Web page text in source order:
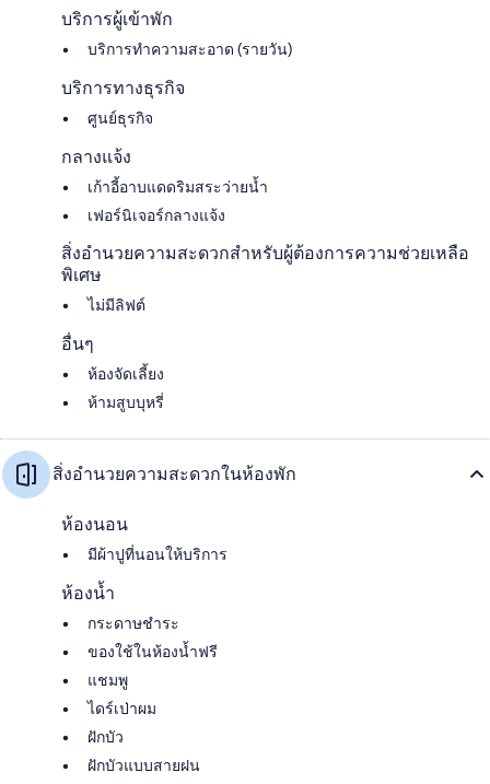
บริการผู้เข้าพัก
บริการทำความสะอาด (รายวัน)
บริการทางธุรกิจ
ศูนย์ธุรกิจ
กลางแจ้ง
เก้าอี้อาบแดดริมสระว่ายน้ำ
เฟอร์นิเจอร์กลางแจ้ง
สิ่งอำนวยความสะดวกสำหรับผู้ต้องการความช่วยเหลือ
พิเศษ
ไม่มีลิฟต์
อื่นๆ
ห้องจัดเลี้ยง
ห้ามสูบบุหรี่
สิ่งอำนวยความสะดวกในห้องพัก
ห้องนอน
มีผ้าปูที่นอนให้บริการ
ห้องน้ำ
กระดาษชำระ
ของใช้ในห้องน้ำฟรี
แชมพู
ไดร์เป่าผม
ฝักบัว
ฝักบัวแบบสายฝน